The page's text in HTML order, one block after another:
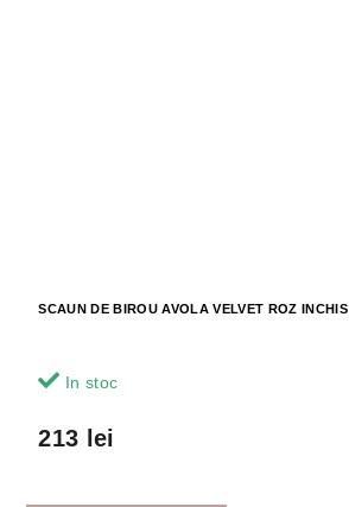
SCAUN DE BIROU AVOLA VELVET ROZ INCHIS
In stoc
213 lei